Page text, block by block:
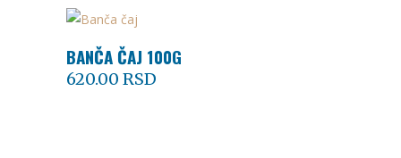
DODAJ U KORPU
BANČA ČAJ 100G
620.00 RSD